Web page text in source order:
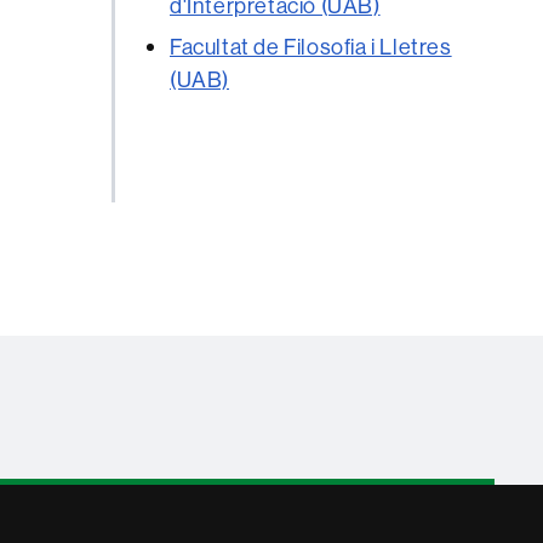
Facultat de Filosofia i Lletres
(UAB)